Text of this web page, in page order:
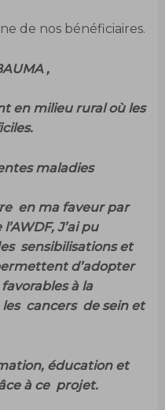
de nos bénéficiaires.
,
en milieu rural où les
maladies
en ma faveur par
J’ai pu
sensibilisations et
d’adopter
à la
cancers de sein et
éducation et
à ce projet.